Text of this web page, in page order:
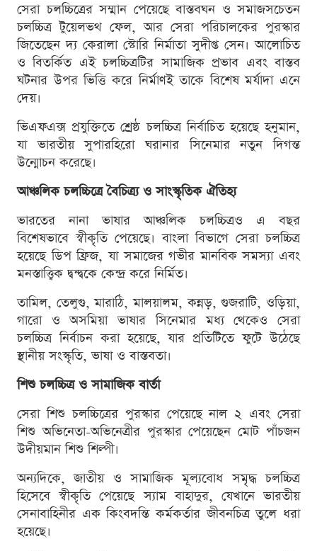
সেরা চলচ্চিত্রের সম্মান পেয়েছে বাস্তবঘন ও সমাজসচেতন
চলচ্চিত্র টুয়েলভথ ফেল, আর সেরা পরিচালকের পুরস্কার
জিতেছেন দ্য কেরালা স্টোরি নির্মাতা সুদীপ্ত সেন। আলোচিত
ও বিতর্কিত এই চলচ্চিত্রটির সামাজিক প্রভাব এবং বাস্তব
ঘটনার উপর ভিত্তি করে নির্মাণই তাকে বিশেষ মর্যাদা এনে
দেয়।
ভিএফএক্স প্রযুক্তিতে শ্রেষ্ঠ চলচ্চিত্র নির্বাচিত হয়েছে হনুমান,
যা ভারতীয় সুপারহিরো ঘরানার সিনেমার নতুন দিগন্ত
উন্মোচন করেছে।
আঞ্চলিক চলচ্চিত্রে বৈচিত্র্য ও সাংস্কৃতিক ঐতিহ্য
ভারতের নানা ভাষার আঞ্চলিক চলচ্চিত্রও এ বছর
বিশেষভাবে স্বীকৃতি পেয়েছে। বাংলা বিভাগে সেরা চলচ্চিত্র
হয়েছে ডিপ ফ্রিজ, যা সমাজের গভীর মানবিক সমস্যা এবং
মনস্তাত্ত্বিক দ্বন্দ্বকে কেন্দ্র করে নির্মিত।
তামিল, তেলুগু, মারাঠি, মালয়ালম, কন্নড়, গুজরাটি, ওড়িয়া,
গারো ও অসমিয়া ভাষার সিনেমার মধ্য থেকেও সেরা
চলচ্চিত্র নির্বাচন করা হয়েছে, যার প্রতিটিতে ফুটে উঠেছে
স্থানীয় সংস্কৃতি, ভাষা ও বাস্তবতা।
শিশু চলচ্চিত্র ও সামাজিক বার্তা
সেরা শিশু চলচ্চিত্রের পুরস্কার পেয়েছে নাল ২ এবং সেরা
শিশু অভিনেতা-অভিনেত্রীর পুরস্কার পেয়েছেন মোট পাঁচজন
উদীয়মান শিশু শিল্পী।
অন্যদিকে, জাতীয় ও সামাজিক মূল্যবোধ সমৃদ্ধ চলচ্চিত্র
হিসেবে স্বীকৃতি পেয়েছে স্যাম বাহাদুর, যেখানে ভারতীয়
সেনাবাহিনীর এক কিংবদন্তি কর্মকর্তার জীবনচিত্র তুলে ধরা
হয়েছে।